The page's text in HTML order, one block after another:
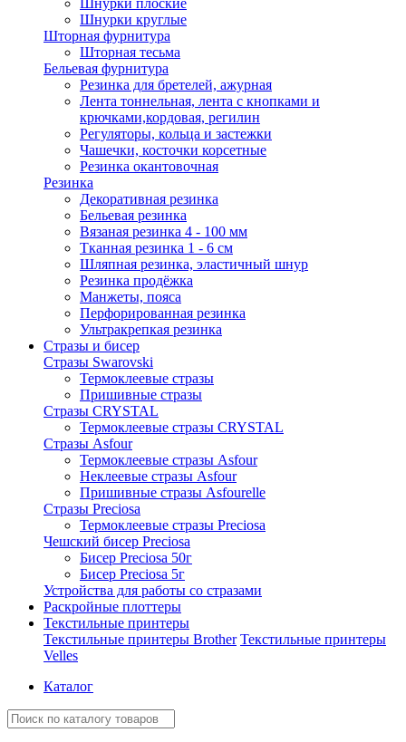
Шнурки плоские
Шнурки круглые
Шторная фурнитура
Шторная тесьма
Бельевая фурнитура
Резинка для бретелей, ажурная
Лента тоннельная, лента с кнопками и
крючками,кордовая, регилин
Регуляторы, кольца и застежки
Чашечки, косточки корсетные
Резинка окантовочная
Резинка
Декоративная резинка
Бельевая резинка
Вязаная резинка 4 - 100 мм
Тканная резинка 1 - 6 см
Шляпная резинка, эластичный шнур
Резинка продёжка
Манжеты, пояса
Перфорированная резинка
Ультракрепкая резинка
Стразы и бисер
Стразы Swarovski
Термоклеевые стразы
Пришивные стразы
Стразы CRYSTAL
Термоклеевые стразы CRYSTAL
Стразы Asfour
Термоклеевые стразы Asfour
Неклеевые стразы Asfour
Пришивные стразы Asfourelle
Стразы Preciosa
Термоклеевые стразы Preciosa
Чешский бисер Preciosa
Бисер Preciosa 50г
Бисер Preciosa 5г
Устройства для работы со стразами
Раскройные плоттеры
Текстильные принтеры
Текстильные принтеры Brother Текстильные принтеры
Velles
Каталог